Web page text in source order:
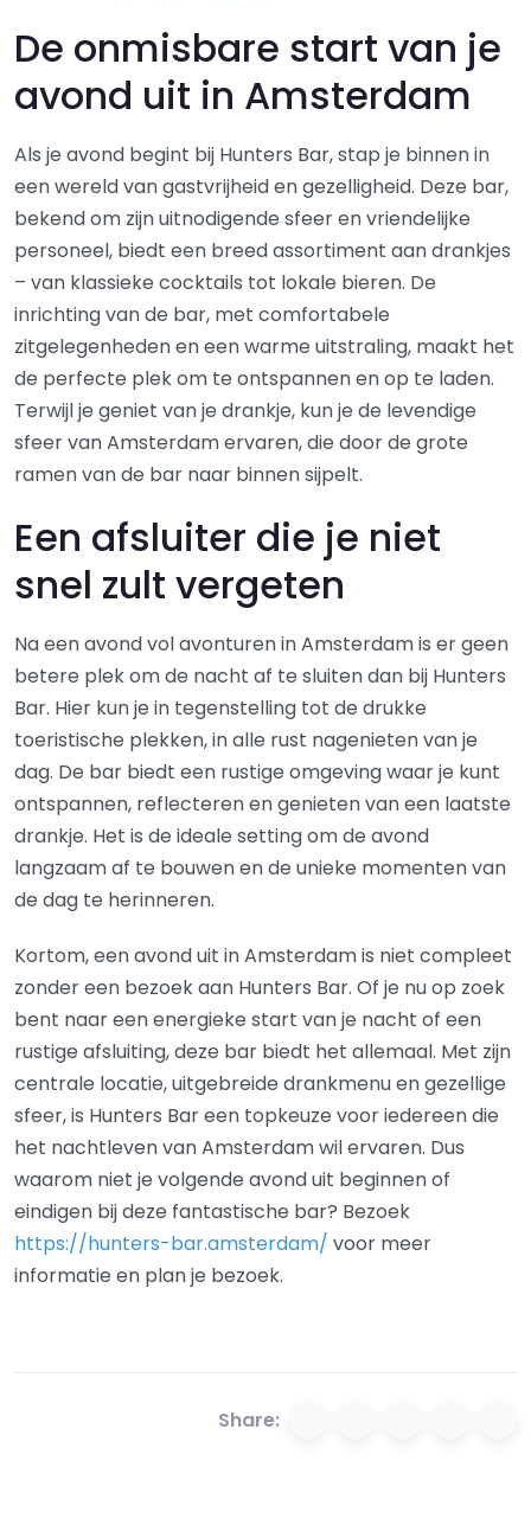
De onmisbare start van je
avond uit in Amsterdam
Als je avond begint bij Hunters Bar, stap je binnen in
een wereld van gastvrijheid en gezelligheid. Deze bar,
bekend om zijn uitnodigende sfeer en vriendelijke
personeel, biedt een breed assortiment aan drankjes
– van klassieke cocktails tot lokale bieren. De
inrichting van de bar, met comfortabele
zitgelegenheden en een warme uitstraling, maakt het
de perfecte plek om te ontspannen en op te laden.
Terwijl je geniet van je drankje, kun je de levendige
sfeer van Amsterdam ervaren, die door de grote
ramen van de bar naar binnen sijpelt.
Een afsluiter die je niet
snel zult vergeten
Na een avond vol avonturen in Amsterdam is er geen
betere plek om de nacht af te sluiten dan bij Hunters
Bar. Hier kun je in tegenstelling tot de drukke
toeristische plekken, in alle rust nagenieten van je
dag. De bar biedt een rustige omgeving waar je kunt
ontspannen, reflecteren en genieten van een laatste
drankje. Het is de ideale setting om de avond
langzaam af te bouwen en de unieke momenten van
de dag te herinneren.
Kortom, een avond uit in Amsterdam is niet compleet
zonder een bezoek aan Hunters Bar. Of je nu op zoek
bent naar een energieke start van je nacht of een
rustige afsluiting, deze bar biedt het allemaal. Met zijn
centrale locatie, uitgebreide drankmenu en gezellige
sfeer, is Hunters Bar een topkeuze voor iedereen die
het nachtleven van Amsterdam wil ervaren. Dus
waarom niet je volgende avond uit beginnen of
eindigen bij deze fantastische bar? Bezoek
https://hunters-bar.amsterdam/ voor meer
informatie en plan je bezoek.
Share: